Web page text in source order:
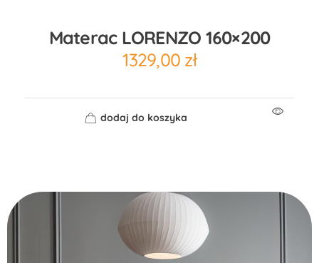
Materac LORENZO 160×200
1329,00 zł
dodaj do koszyka